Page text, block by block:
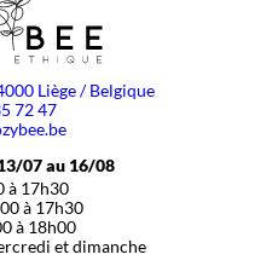
Liège / Belgique
72 47
07 au 16/08
à 17h30
à 17h30
à 18h00
et dimanche